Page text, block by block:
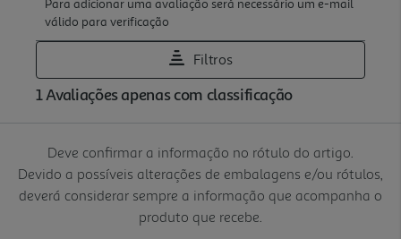
Deve confirmar a informação no rótulo do artigo.
Devido a possíveis alterações de embalagens e/ou rótulos,
deverá considerar sempre a informação que acompanha o
produto que recebe.